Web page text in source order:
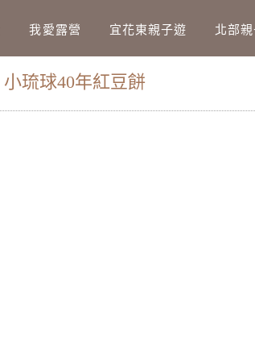
我愛露營 宜花東親子遊 北部
小琉球40年紅豆餅